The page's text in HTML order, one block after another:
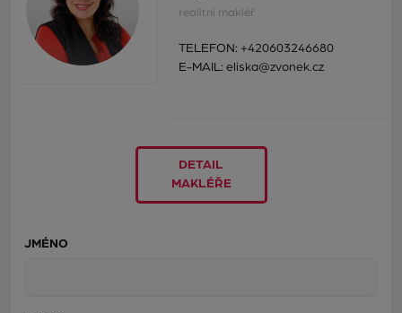
realitní makléř
TELEFON: +420603246680
E-MAIL: eliska@zvonek.cz
DETAIL
MAKLÉŘE
JMÉNO